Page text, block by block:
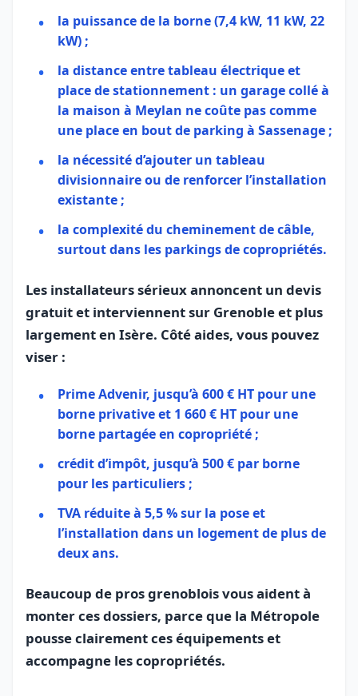
la puissance de la borne (7,4 kW, 11 kW, 22
kW) ;
la distance entre tableau électrique et
place de stationnement : un garage collé à
la maison à Meylan ne coûte pas comme
une place en bout de parking à Sassenage ;
la nécessité d’ajouter un tableau
divisionnaire ou de renforcer l’installation
existante ;
la complexité du cheminement de câble,
surtout dans les parkings de copropriétés.
Les installateurs sérieux annoncent un devis
gratuit et interviennent sur Grenoble et plus
largement en Isère. Côté aides, vous pouvez
viser :
Prime Advenir, jusqu’à 600 € HT pour une
borne privative et 1 660 € HT pour une
borne partagée en copropriété ;
crédit d’impôt, jusqu’à 500 € par borne
pour les particuliers ;
TVA réduite à 5,5 % sur la pose et
l’installation dans un logement de plus de
deux ans.
Beaucoup de pros grenoblois vous aident à
monter ces dossiers, parce que la Métropole
pousse clairement ces équipements et
accompagne les copropriétés.